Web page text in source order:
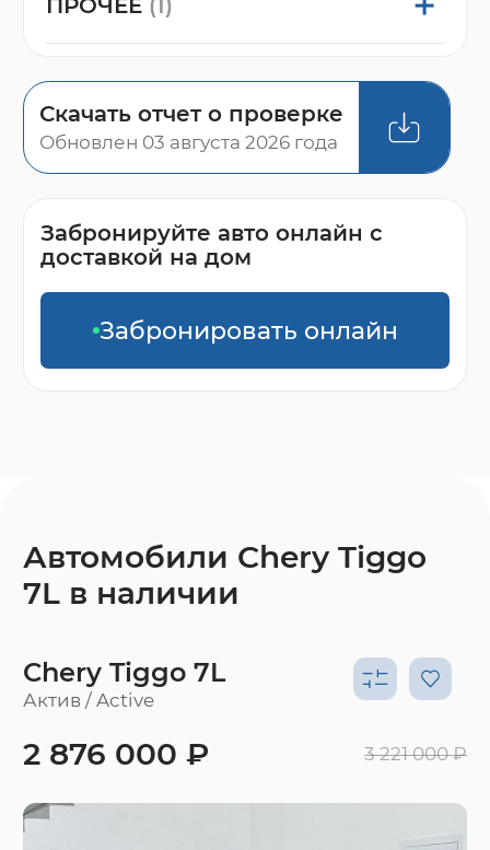
ПРОЧЕЕ (1)
Скачать отчет о проверке
Обновлен 03 августа 2026 года
Забронируйте авто онлайн с
доставкой на дом
Забронировать онлайн
Автомобили Chery Tiggo
7L в наличии
Chery Tiggo 7L
Актив / Active
2 876 000 ₽ 3 221 000 ₽